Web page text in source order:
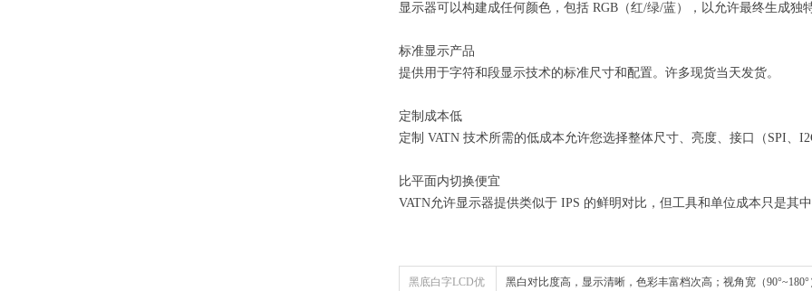
显示器可以构建成任何颜色，包括 RGB（红/绿/蓝），以允许最终生成独
标准显示产品
提供用于字符和段显示技术的标准尺寸和配置。许多现货当天发货。
定制成本低
定制 VATN 技术所需的低成本允许您选择整体尺寸、亮度、接口（SPI、
比平面内切换便宜
VATN允许显示器提供类似于 IPS 的鲜明对比，但工具和单位成本只是其
黑底白字LCD优
黑白对比度高，显示清晰，色彩丰富档次高；视角宽（90°~180°